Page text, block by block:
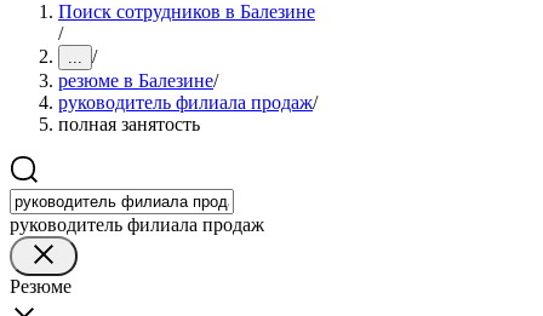
Поиск сотрудников в Балезине
/
... /
резюме в Балезине/
руководитель филиала продаж/
полная занятость
руководитель филиала продаж
Резюме